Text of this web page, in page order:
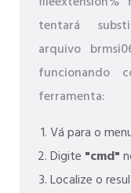
tentará
arquivo
funcionando
ferramenta:
Vá para o
Digite "cmd"
Localize o